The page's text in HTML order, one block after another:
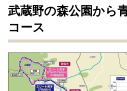
武蔵野の森公園から
コース